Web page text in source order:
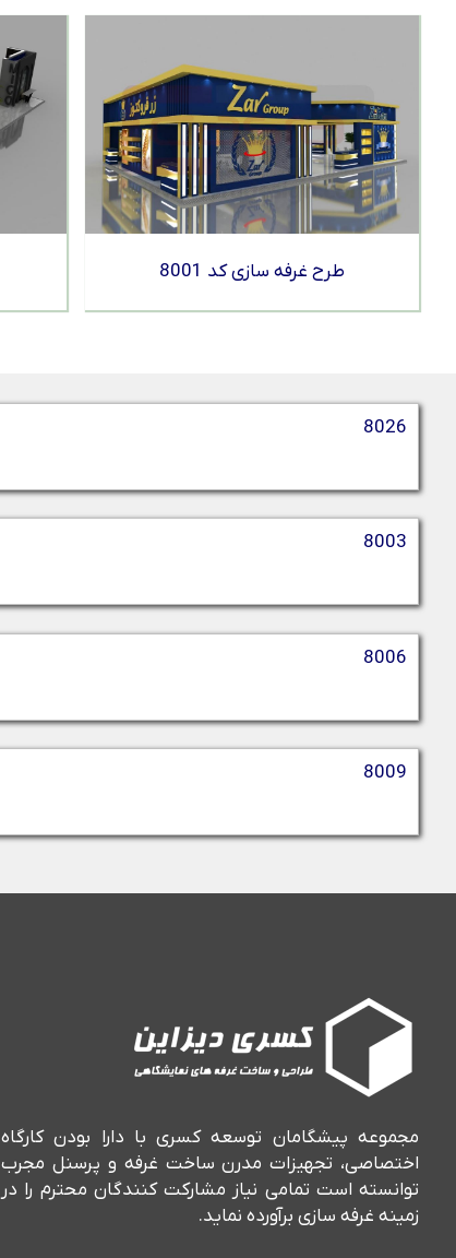
طرح غرفه سازی کد 8001
8026
8003
8006
8009
مجموعه پیشگامان توسعه کسری با دارا بودن کارگاه
اختصاصی، تجهیزات مدرن ساخت غرفه و پرسنل مجرب
توانسته است تمامی نیاز مشارکت کنندگان محترم را در
زمینه غرفه سازی برآورده نماید.